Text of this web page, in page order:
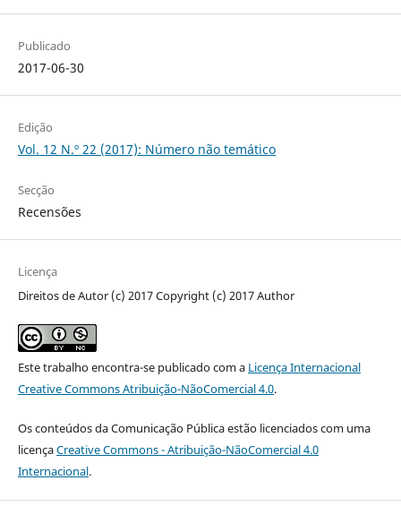
Publicado
2017-06-30
Edição
Vol. 12 N.º 22 (2017): Número não temático
Secção
Recensões
Licença
Direitos de Autor (c) 2017 Copyright (c) 2017 Author
Este trabalho encontra-se publicado com a Licença Internacional
Creative Commons Atribuição-NãoComercial 4.0.
Os conteúdos da Comunicação Pública estão licenciados com uma
licençaCreative Commons - Atribuição-NãoComercial 4.0
Internacional.